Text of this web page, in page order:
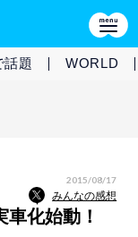
話題 WORLD
2015/08/17
みんなの感想
車化始動！